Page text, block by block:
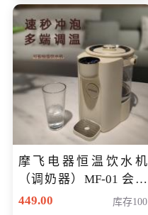
摩飞电器恒温饮水机
（调奶器）MF-01 会员
专享价366元
449.00 库存100